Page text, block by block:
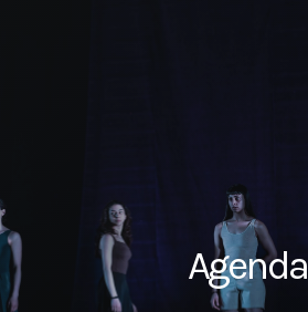
Agenda